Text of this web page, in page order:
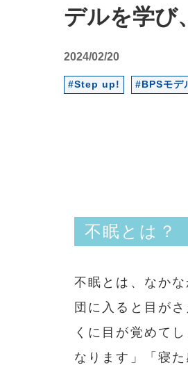
デルを学び
2024/02/20
#Step up! #BPSモデ
不眠とは？
不眠とは、なか
団に入ると目が
くに目が覚めて
なります」「寝た